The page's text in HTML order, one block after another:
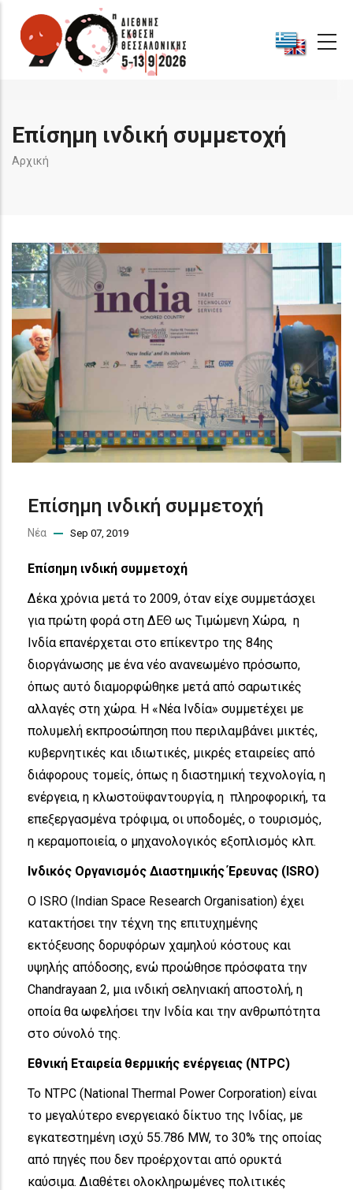
Παράκαμψη
προς
Επίσημη ινδική συμμετοχή
Breadcrumb
Αρχική
Επίσημη ινδική συμμετοχή
Νέα Sep 07, 2019
Επίσημη ινδική συμμετοχή
Δέκα χρόνια μετά το 2009, όταν είχε συμμετάσχει
για πρώτη φορά στη ΔΕΘ ως Τιμώμενη Χώρα, η
Ινδία επανέρχεται στο επίκεντρο της 84ης
διοργάνωσης με ένα νέο ανανεωμένο πρόσωπο,
όπως αυτό διαμορφώθηκε μετά από σαρωτικές
αλλαγές στη χώρα. Η «Νέα Ινδία» συμμετέχει με
πολυμελή εκπροσώπηση που περιλαμβάνει μικτές,
κυβερνητικές και ιδιωτικές, μικρές εταιρείες από
διάφορους τομείς, όπως η διαστημική τεχνολογία, η
ενέργεια, η κλωστοϋφαντουργία, η πληροφορική, τα
επεξεργασμένα τρόφιμα, οι υποδομές, ο τουρισμός,
η κεραμοποιεία, ο μηχανολογικός εξοπλισμός κλπ.
Ινδικός Οργανισμός Διαστημικής Έρευνας (ISRO)
Ο ISRO (Indian Space Research Organisation) έχει
κατακτήσει την τέχνη της επιτυχημένης
εκτόξευσης δορυφόρων χαμηλού κόστους και
υψηλής απόδοσης, ενώ προώθησε πρόσφατα την
Chandrayaan 2, μια ινδική σεληνιακή αποστολή, η
οποία θα ωφελήσει την Ινδία και την ανθρωπότητα
στο σύνολό της.
Εθνική Εταιρεία θερμικής ενέργειας (NTPC)
Το NTPC (National Thermal Power Corporation) είναι
το μεγαλύτερο ενεργειακό δίκτυο της Ινδίας, με
εγκατεστημένη ισχύ 55.786 MW, το 30% της οποίας
από πηγές που δεν προέρχονται από ορυκτά
καύσιμα. Διαθέτει ολοκληρωμένες πολιτικές